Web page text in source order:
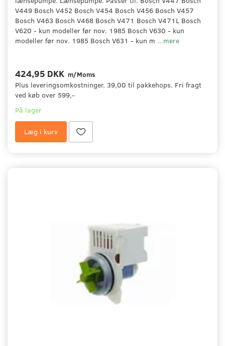
V449 Bosch V452 Bosch V454 Bosch V456 Bosch V457
Bosch V463 Bosch V468 Bosch V471 Bosch V471L Bosch
V620 - kun modeller før nov. 1985 Bosch V630 - kun
modeller før nov. 1985 Bosch V631 - kun m ...mere
424,95 DKK m/Moms
Plus leveringsomkostninger. 39,00 til pakkehops. Fri fragt
ved køb over 599,-
På lager
Læg i kurv